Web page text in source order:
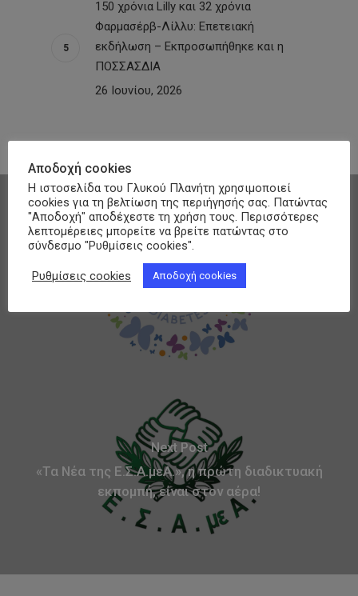
150 χρόνια Lilly και 32 χρόνια
Φαρμασέρβ-Λίλλυ: Eπετειακή
εκδήλωση – Εκπροσωπήθηκε και η
ΠΟΣΣΑΣΔΙΑ
26 Ιουνίου, 2026
Previous Post
Ενημερωτική Ημερίδα από τον Σύλλογο
Διαβητικών Ν. Πιερίας στις 17 Νοεμβρίου
Next Post
«Τα Νέα της Ε.Σ.Α.μεΑ.», η πρώτη διαδικτυακή
εκπομπή, είναι στον αέρα!
Αποδοχή cookies
Η ιστοσελίδα του Γλυκού Πλανήτη χρησιμοποιεί
cookies για τη βελτίωση της περιήγησής σας. Πατώντας
"Αποδοχή" αποδέχεστε τη χρήση τους. Περισσότερες
λεπτομέρειες μπορείτε να βρείτε πατώντας στο
σύνδεσμο "Ρυθμίσεις cookies".
Ρυθμίσεις cookies Αποδοχή cookies